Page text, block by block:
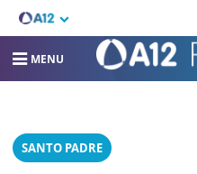
MENU
SANTO PADRE